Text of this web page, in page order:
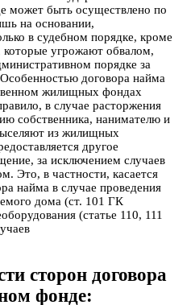
может быть осуществлено по
на основании,
в судебном порядке, кроме
которые угрожают обвалом,
порядке за
договора найма
жилищных фондах
в случае расторжения
собственника, нанимателю и
из жилищных
другое
за исключением случаев
Это, в частности, касается
найма в случае проведения
дома (ст. 101 ГК
(статье 110, 111
сторон договора
фонде: